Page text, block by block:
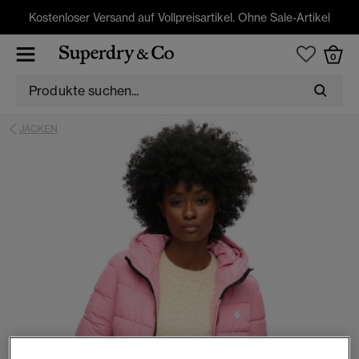
Kostenloser Versand auf Vollpreisartikel. Ohne Sale-Artikel
0
JACKEN